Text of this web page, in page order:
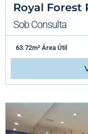
Royal Forest
Sob Consulta
63.72m² Área Útil